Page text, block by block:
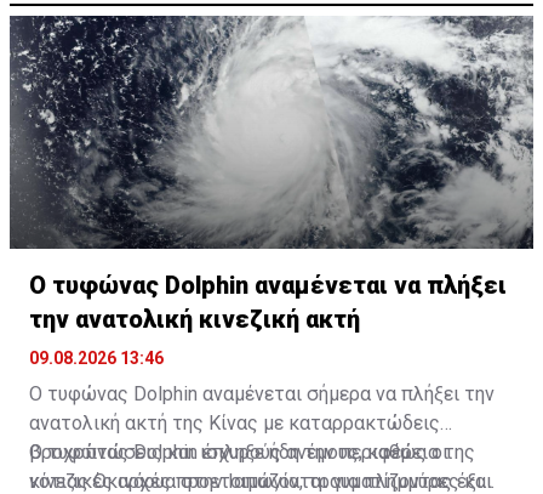
Ο τυφώνας Dolphin αναμένεται να πλήξει
την ανατολική κινεζική ακτή
09.08.2026 13:46
Ο τυφώνας Dolphin αναμένεται σήμερα να πλήξει την
ανατολική ακτή της Κίνας με καταρρακτώδεις
βροχοπτώσεις και ισχυρούς ανέμους, καθώς οι
κινεζικές αρχές προετοιμάζονται για πλημμύρες και
Ο τυφώνας Dolphin έπληξε ήδη την περιφέρεια της
νότιας Οκινάουα στην Ιαπωνία, τραυματίζοντας έξι